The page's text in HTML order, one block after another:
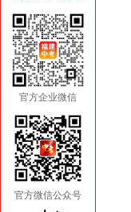
官方企业微信
官方微信公众号